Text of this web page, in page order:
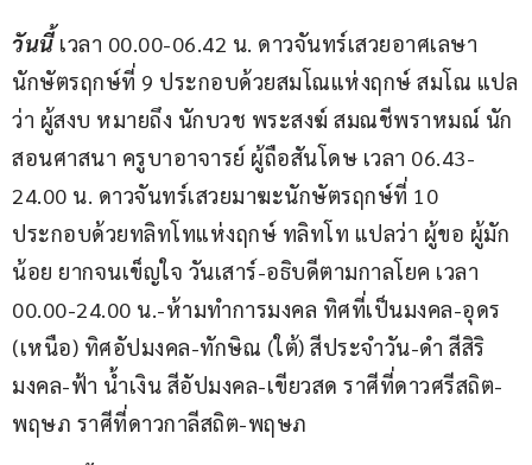
วันนี้ เวลา 00.00-06.42 น. ดาวจันทร์เสวยอาศเลษา
นักษัตรฤกษ์ที่ 9 ประกอบด้วยสมโณแห่งฤกษ์ สมโณ แปล
ว่า ผู้สงบ หมายถึง นักบวช พระสงฆ์ สมณชีพราหมณ์ นัก
สอนศาสนา ครูบาอาจารย์ ผู้ถือสันโดษ เวลา 06.43-
24.00 น. ดาวจันทร์เสวยมาฆะนักษัตรฤกษ์ที่ 10
ประกอบด้วยทลิทโทแห่งฤกษ์ ทลิทโท แปลว่า ผู้ขอ ผู้มัก
น้อย ยากจนเข็ญใจ วันเสาร์-อธิบดีตามกาลโยค เวลา
00.00-24.00 น.-ห้ามทำการมงคล ทิศที่เป็นมงคล-อุดร
(เหนือ) ทิศอัปมงคล-ทักษิณ (ใต้) สีประจำวัน-ดำ สีสิริ
มงคล-ฟ้า น้ำเงิน สีอัปมงคล-เขียวสด ราศีที่ดาวศรีสถิต-
พฤษภ ราศีที่ดาวกาลีสถิต-พฤษภ